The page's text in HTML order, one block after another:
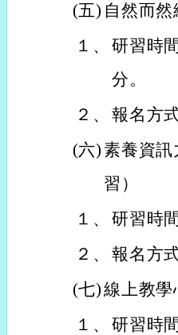
(五) 自然而然
１、 研習時
分。
２、 報名方
(六)素養資訊
習）
１、 研習時
２、 報名方
(七)線上教學
１、 研習時